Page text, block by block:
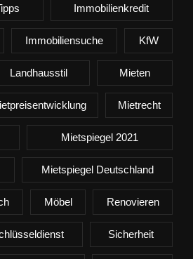
Immobilienkredit
Immobiliensuche KfW
Landhausstil Mieten
Mietrecht
Mietspiegel 2021
Mietspiegel Deutschland
Möbel Renovieren
Sicherheit